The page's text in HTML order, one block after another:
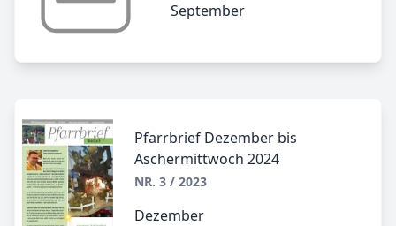
September
Pfarrbrief Dezember bis
Aschermittwoch 2024
NR. 3 / 2023
Dezember